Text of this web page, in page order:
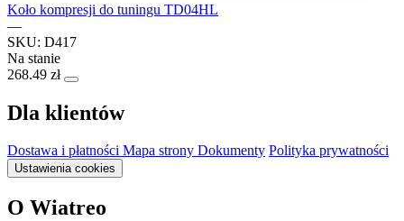
Koło kompresji do tuningu TD04HL
—
SKU: D417
Na stanie
268.49 zł
Dla klientów
Dostawa i płatności Mapa strony Dokumenty Polityka prywatności
Ustawienia cookies
O Wiatreo